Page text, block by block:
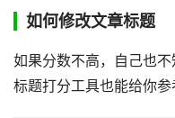
如何修改文章标题
如果分数不高，自己也
标题打分工具也能给你参